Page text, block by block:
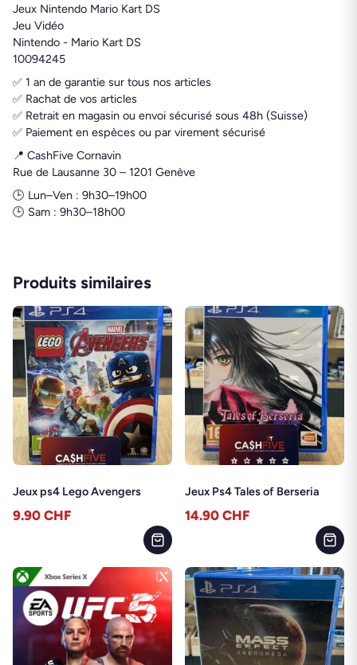
Jeux Nintendo Mario Kart DS
Jeu Vidéo
Nintendo - Mario Kart DS
10094245
✅ 1 an de garantie sur tous nos articles
✅ Rachat de vos articles
✅ Retrait en magasin ou envoi sécurisé sous 48h (Suisse)
✅ Paiement en espèces ou par virement sécurisé
📍 CashFive Cornavin
Rue de Lausanne 30 – 1201 Genève
🕒 Lun–Ven : 9h30–19h00
🕒 Sam : 9h30–18h00
Produits similaires
Jeux ps4 Lego Avengers
9.90 CHF
Jeux Ps4 Tales of Berseria
14.90 CHF